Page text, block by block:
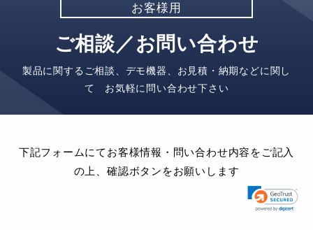
お客様用
ご相談／お問い合わせ
製品に関するご相談、デモ機器、お見積・納期などに関し
て お気軽に問い合わせ下さい
下記フォームにてお客様情報・問い合わせ内容をご記入
の上、確認ボタンをお願いします